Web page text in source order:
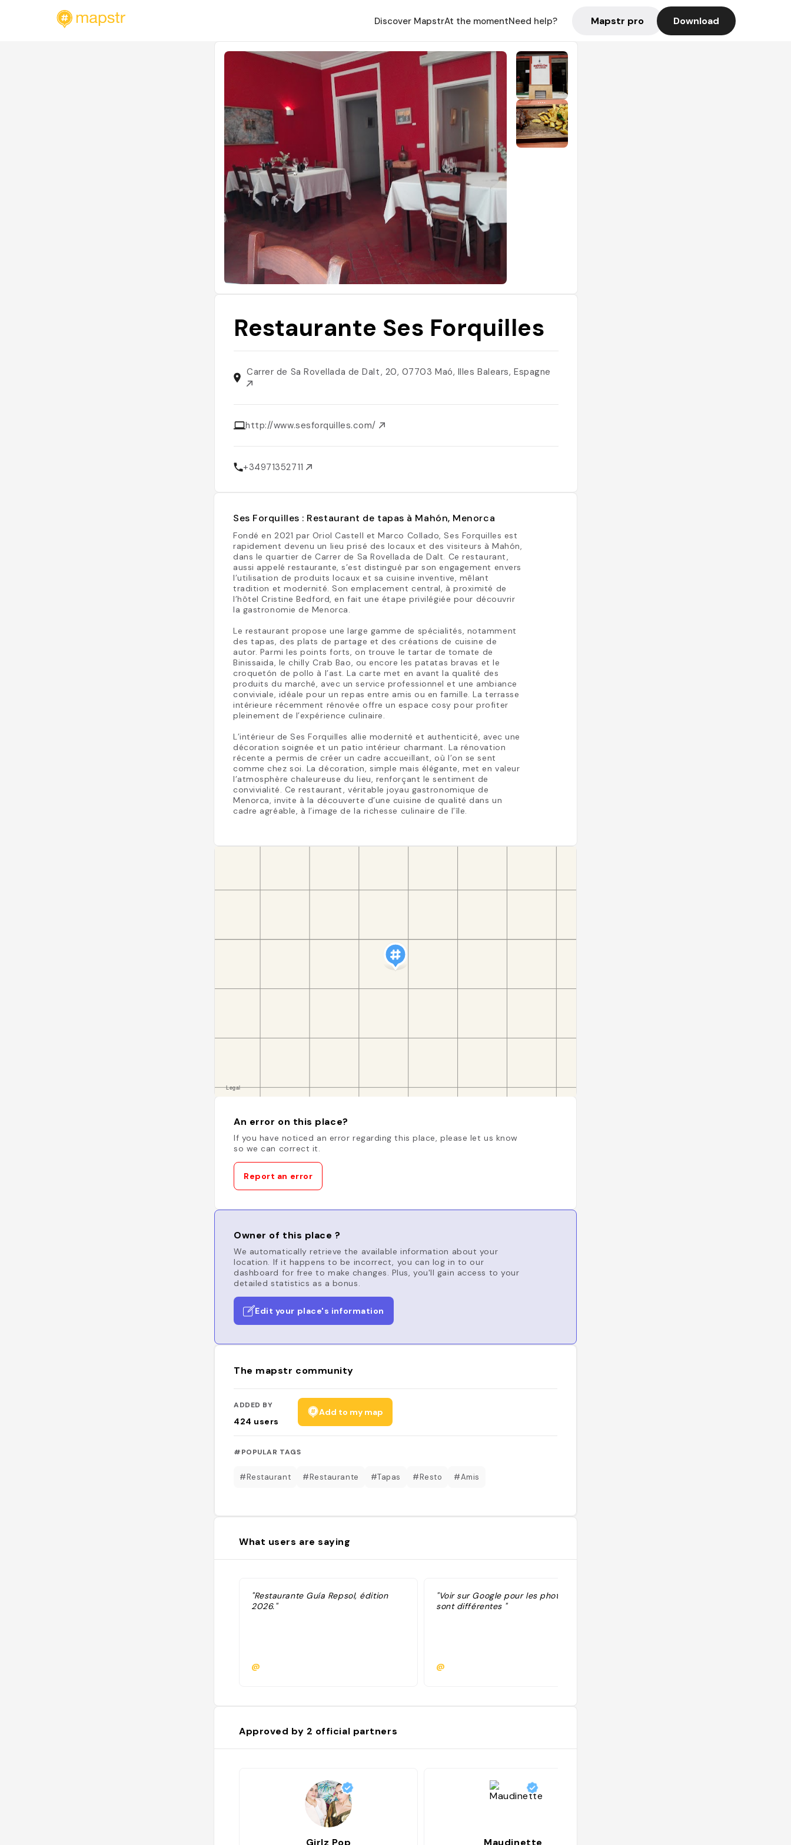
Discover MapstrAt the momentNeed help? Mapstr pro Download
Restaurante Ses Forquilles
Carrer de Sa Rovellada de Dalt, 20, 07703 Maó, Illes Balears, Espagne
http://www.sesforquilles.com/
+34971352711
Ses Forquilles : Restaurant de tapas à Mahón, Menorca
Fondé en 2021 par Oriol Castell et Marco Collado, Ses Forquilles est
rapidement devenu un lieu prisé des locaux et des visiteurs à Mahón,
dans le quartier de Carrer de Sa Rovellada de Dalt. Ce restaurant,
aussi appelé restaurante, s’est distingué par son engagement envers
l’utilisation de produits locaux et sa cuisine inventive, mêlant
tradition et modernité. Son emplacement central, à proximité de
l’hôtel Cristine Bedford, en fait une étape privilégiée pour découvrir
la gastronomie de Menorca.
Le restaurant propose une large gamme de spécialités, notamment
des tapas, des plats de partage et des créations de cuisine de
autor. Parmi les points forts, on trouve le tartar de tomate de
Binissaida, le chilly Crab Bao, ou encore les patatas bravas et le
croquetón de pollo à l’ast. La carte met en avant la qualité des
produits du marché, avec un service professionnel et une ambiance
conviviale, idéale pour un repas entre amis ou en famille. La terrasse
intérieure récemment rénovée offre un espace cosy pour profiter
pleinement de l’expérience culinaire.
L’intérieur de Ses Forquilles allie modernité et authenticité, avec une
décoration soignée et un patio intérieur charmant. La rénovation
récente a permis de créer un cadre accueillant, où l’on se sent
comme chez soi. La décoration, simple mais élégante, met en valeur
l’atmosphère chaleureuse du lieu, renforçant le sentiment de
convivialité. Ce restaurant, véritable joyau gastronomique de
Menorca, invite à la découverte d’une cuisine de qualité dans un
cadre agréable, à l’image de la richesse culinaire de l’île.
An error on this place?
If you have noticed an error regarding this place, please let us know
so we can correct it.
Report an error
Owner of this place ?
We automatically retrieve the available information about your
location. If it happens to be incorrect, you can log in to our
dashboard for free to make changes. Plus, you'll gain access to your
detailed statistics as a bonus.
Edit your place's information
The mapstr community
ADDED BY
424 users
Add to my map
#POPULAR TAGS
#Restaurant #Restaurante #Tapas #Resto #Amis
What users are saying
"Restaurante Guía Repsol, édition
2026."
@
"Voir sur Google pour les photos qui
sont différentes "
@
Approved by 2 official partners
Girlz Pop Maudinette